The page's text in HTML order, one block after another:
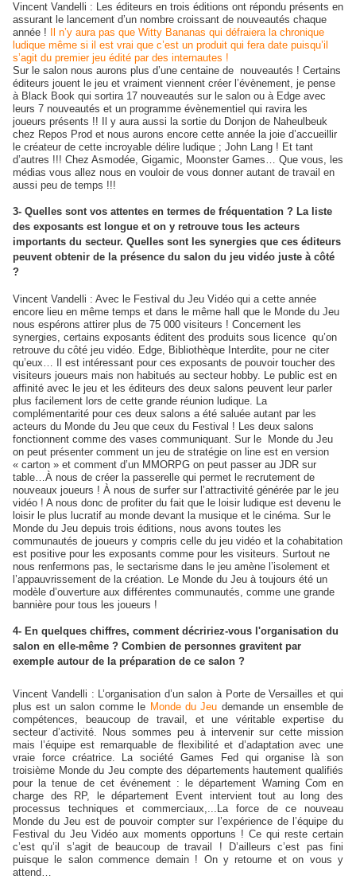
Vincent Vandelli : Les éditeurs en trois éditions ont répondu présents en
assurant le lancement d’un nombre croissant de nouveautés chaque
année !
Il n’y aura pas que Witty Bananas qui défraiera la chronique
ludique même si il est vrai que c’est un produit qui fera date puisqu’il
s’agit du premier jeu édité par des internautes !
Sur le salon nous aurons plus d’une centaine de nouveautés ! Certains
éditeurs jouent le jeu et vraiment viennent créer l’évènement, je pense
à Black Book qui sortira 17 nouveautés sur le salon ou à Edge avec
leurs 7 nouveautés et un programme évènementiel qui ravira les
joueurs présents !! Il y aura aussi la sortie du Donjon de Naheulbeuk
chez Repos Prod et nous aurons encore cette année la joie d’accueillir
le créateur de cette incroyable délire ludique ; John Lang ! Et tant
d’autres !!! Chez Asmodée, Gigamic, Moonster Games… Que vous, les
médias vous allez nous en vouloir de vous donner autant de travail en
aussi peu de temps !!!
3- Quelles sont vos attentes en termes de fréquentation ? La liste
des exposants est longue et on y retrouve tous les acteurs
importants du secteur. Quelles sont les synergies que ces éditeurs
peuvent obtenir de la présence du salon du jeu vidéo juste à côté
?
Vincent Vandelli : Avec le Festival du Jeu Vidéo qui a cette année
encore lieu en même temps et dans le même hall que le Monde du Jeu
nous espérons attirer plus de 75 000 visiteurs ! Concernent les
synergies, certains exposants éditent des produits sous licence qu’on
retrouve du côté jeu vidéo. Edge, Bibliothèque Interdite, pour ne citer
qu’eux… Il est intéressant pour ces exposants de pouvoir toucher des
visiteurs joueurs mais non habitués au secteur hobby. Le public est en
affinité avec le jeu et les éditeurs des deux salons peuvent leur parler
plus facilement lors de cette grande réunion ludique. La
complémentarité pour ces deux salons a été saluée autant par les
acteurs du Monde du Jeu que ceux du Festival ! Les deux salons
fonctionnent comme des vases communiquant. Sur le
Monde du Jeu
on peut présenter comment un jeu de stratégie on line est en version
« carton » et comment d’un MMORPG on peut passer au JDR sur
table…À nous de créer la passerelle qui permet le recrutement de
nouveaux joueurs ! À nous de surfer sur l’attractivité générée par le jeu
vidéo ! A nous donc de profiter du fait que le loisir ludique est devenu le
loisir le plus lucratif au monde devant la musique et le cinéma. Sur le
Monde du Jeu depuis trois éditions, nous avons toutes les
communautés de joueurs y compris celle du jeu vidéo et la cohabitation
est positive pour les exposants comme pour les visiteurs. Surtout ne
nous renfermons pas, le sectarisme dans le jeu amène l’isolement et
l’appauvrissement de la création. Le Monde du Jeu à toujours été un
modèle d’ouverture aux différentes communautés, comme une grande
bannière pour tous les joueurs !
4- En quelques chiffres, comment décririez-vous l'organisation du
salon en elle-même ? Combien de personnes gravitent par
exemple autour de la préparation de ce salon ?
Vincent Vandelli : L’organisation d’un salon à Porte de Versailles et qui
plus est un salon comme le Monde du Jeu demande un ensemble de
compétences, beaucoup de travail, et une véritable expertise du
secteur d’activité. Nous sommes peu à intervenir sur cette mission
mais l’équipe est remarquable de flexibilité et d’adaptation avec une
vraie force créatrice. La société Games Fed qui organise là son
troisième Monde du Jeu compte des départements hautement qualifiés
pour la tenue de cet événement : le département Warning Com en
charge des RP, le département Event intervient tout au long des
processus techniques et commerciaux,...La force de ce nouveau
Monde du Jeu est de pouvoir compter sur l’expérience de l’équipe du
Festival du Jeu Vidéo aux moments opportuns ! Ce qui reste certain
c’est qu’il s’agit de beaucoup de travail ! D’ailleurs c’est pas fini
puisque le salon commence demain ! On y retourne et on vous y
attend…